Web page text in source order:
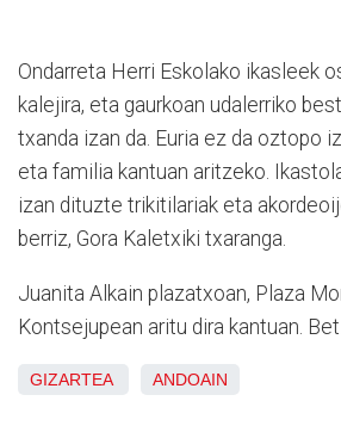
Ondarreta Herri Eskolako ikasleek
kalejira, eta gaurkoan udalerriko
txanda izan da. Euria ez da oztopo
eta familia kantuan aritzeko.
izan dituzte trikitilariak eta
berriz, Gora Kaletxiki txaranga.
Juanita Alkain plazatxoan, Plaza
Kontsejupean aritu dira kantuan.
GIZARTEA ANDOAIN